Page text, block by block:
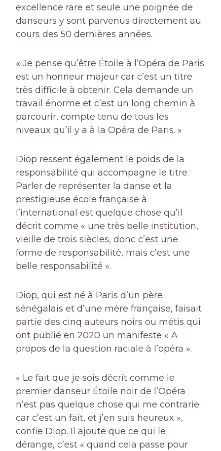
excellence rare et seule une poignée de
danseurs y sont parvenus directement au
cours des 50 dernières années.
« Je pense qu’être Étoile à l’Opéra de Paris
est un honneur majeur car c’est un titre
très difficile à obtenir. Cela demande un
travail énorme et c’est un long chemin à
parcourir, compte tenu de tous les
niveaux qu’il y a à la Opéra de Paris. »
Diop ressent également le poids de la
responsabilité qui accompagne le titre.
Parler de représenter la danse et la
prestigieuse école française à
l’international est quelque chose qu’il
décrit comme « une très belle institution,
vieille de trois siècles, donc c’est une
forme de responsabilité, mais c’est une
belle responsabilité ».
Diop, qui est né à Paris d’un père
sénégalais et d’une mère française, faisait
partie des cinq auteurs noirs ou métis qui
ont publié en 2020 un manifeste « A
propos de la question raciale à l’opéra ».
« Le fait que je sois décrit comme le
premier danseur Étoile noir de l’Opéra
n’est pas quelque chose qui me contrarie
car c’est un fait, et j’en suis heureux »,
confie Diop. Il ajoute que ce qui le
dérange, c’est « quand cela passe pour